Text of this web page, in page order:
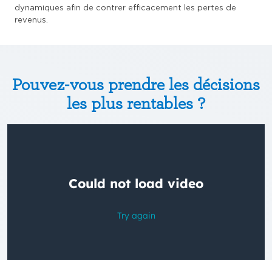
dynamiques afin de contrer efficacement les pertes de
revenus.
Pouvez-vous prendre les décisions
les plus rentables ?